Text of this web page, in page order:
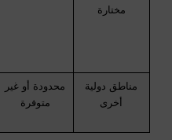
مختارة
مناطق دولية
أخرى
محدودة أو غير
متوفرة